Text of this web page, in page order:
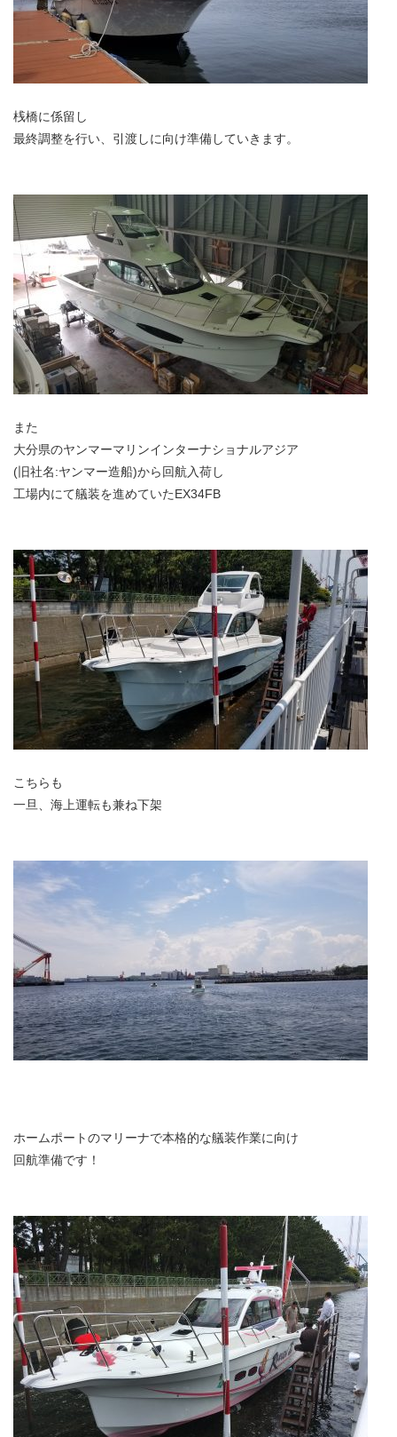
桟橋に係留し
最終調整を行い、引渡しに向け準備していきます。
また
大分県のヤンマーマリンインターナショナルアジア
(旧社名:ヤンマー造船)から回航入荷し
工場内にて艤装を進めていたEX34FB
こちらも
一旦、海上運転も兼ね下架
ホームポートのマリーナで本格的な艤装作業に向け
回航準備です！